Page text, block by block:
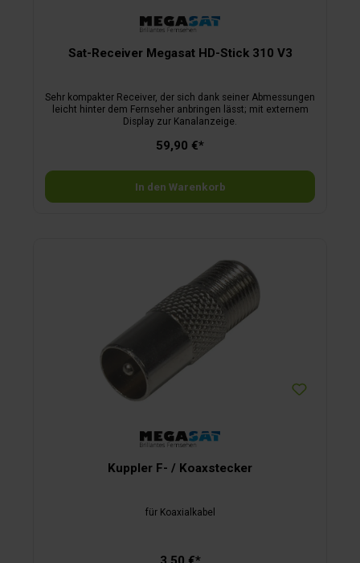
Sat-Receiver Megasat HD-Stick 310 V3
Sehr kompakter Receiver, der sich dank seiner Abmessungen
leicht hinter dem Fernseher anbringen lässt; mit externem
Display zur Kanalanzeige.
59,90 €*
In den Warenkorb
Kuppler F- / Koaxstecker
für Koaxialkabel